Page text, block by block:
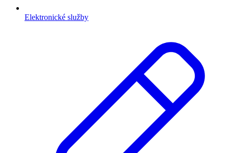
Elektronické služby